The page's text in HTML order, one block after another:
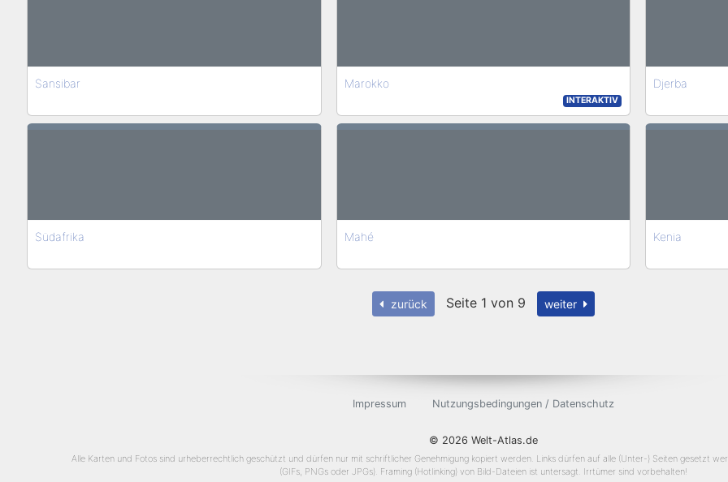
Sansibar Marokko
INTERAKTIV
Djerba
Südafrika Mahé Kenia
zurück Seite 1 von 9 weiter
Impressum Nutzungsbedingungen / Datenschutz
© 2026 Welt-Atlas.de
Alle Karten und Fotos sind urheberrechtlich geschützt und dürfen nur mit schriftlicher Genehmigung kopiert werden. Links dürfen auf alle (Unter-) Seiten gesetzt
(GIFs, PNGs oder JPGs). Framing (Hotlinking) von Bild-Dateien ist untersagt. Irrtümer sind vorbehalten!